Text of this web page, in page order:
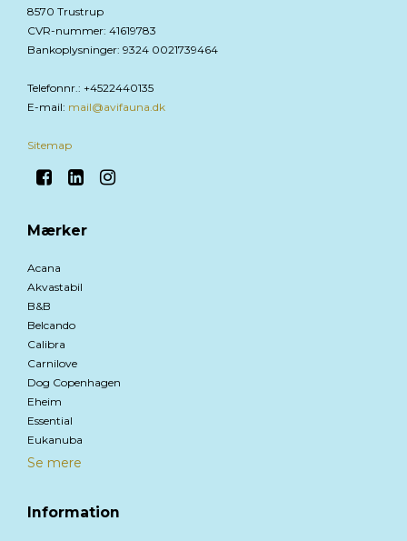
8570 Trustrup
CVR-nummer: 41619783
Bankoplysninger: 9324 0021739464
Telefonnr. : +4522440135
E-mail: mail@avifauna.dk
Sitemap
Mærker
Acana
Akvastabil
B&B
Belcando
Calibra
Carnilove
Dog Copenhagen
Eheim
Essential
Eukanuba
Se mere
Information